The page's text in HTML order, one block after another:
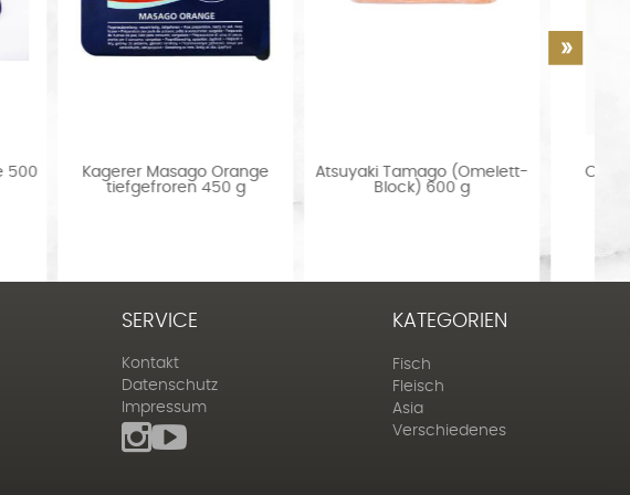
Masago Orange
450 g
Atsuyaki Tamago (Omelett-
Block) 600 g
Cefalo Caviar - Mullet
SERVICE
Kontakt
Datenschutz
Impressum
KATEGORIEN
Fisch
Fleisch
Asia
Verschiedenes